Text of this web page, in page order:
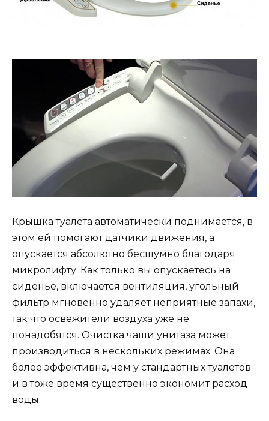
Крышка туалета автоматически поднимается, в
этом ей помогают датчики движения, а
опускается абсолютно бесшумно благодаря
микролифту. Как только вы опускаетесь на
сиденье, включается вентиляция, угольный
фильтр мгновенно удаляет неприятные запахи,
так что освежители воздуха уже не
понадобятся. Очистка чаши унитаза может
производиться в нескольких режимах. Она
более эффективна, чем у стандартных туалетов
и в тоже время существенно экономит расход
воды.